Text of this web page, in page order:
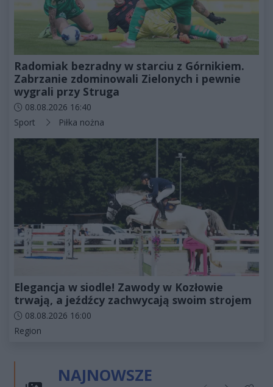
Radomiak bezradny w starciu z Górnikiem.
Zabrzanie zdominowali Zielonych i pewnie
wygrali przy Struga
Data dodania artykułu:
08.08.2026 16:40
Kategorie artykułu:
Sport Piłka nożna
Elegancja w siodle! Zawody w Kozłowie
trwają, a jeźdźcy zachwycają swoim strojem
Data dodania artykułu:
08.08.2026 16:00
Kategorie artykułu:
Region
NAJNOWSZE